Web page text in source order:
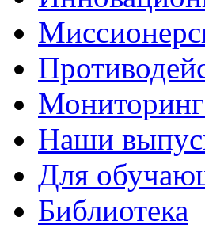
Мониторинг
Наши
Для
Библиотека